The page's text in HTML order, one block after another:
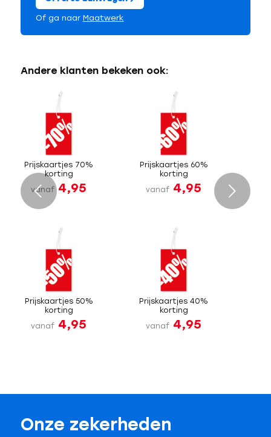
Of ga naar Maatwerk
Andere klanten bekeken ook:
Prijskaartjes 70%
korting
vanaf 4,95
Prijskaartjes 60%
korting
vanaf 4,95
Prijskaartjes 50%
korting
vanaf 4,95
Prijskaartjes 40%
korting
vanaf 4,95
Volgende
Onze zekerheden